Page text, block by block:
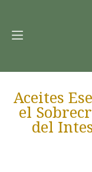
Aceites
el
del